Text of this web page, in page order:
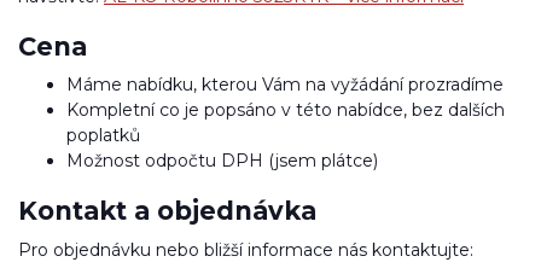
Cena
Máme nabídku, kterou Vám na vyžádání prozradíme
Kompletní co je popsáno v této nabídce, bez dalších
poplatků
Možnost odpočtu DPH (jsem plátce)
Kontakt a objednávka
Pro objednávku nebo bližší informace nás kontaktujte: